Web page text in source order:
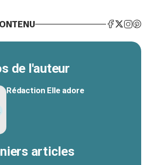
de l'auteur
Rédaction Elle adore
articles